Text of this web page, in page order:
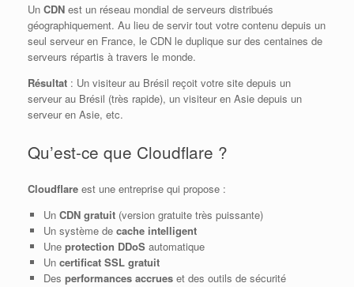
Un CDN est un réseau mondial de serveurs distribués
géographiquement. Au lieu de servir tout votre contenu depuis un
seul serveur en France, le CDN le duplique sur des centaines de
serveurs répartis à travers le monde.
Résultat : Un visiteur au Brésil reçoit votre site depuis un
serveur au Brésil (très rapide), un visiteur en Asie depuis un
serveur en Asie, etc.
Qu’est-ce que Cloudflare ?
Cloudflare est une entreprise qui propose :
Un CDN gratuit(version gratuite très puissante)
Un système de cache intelligent
Une protection DDoSautomatique
Un certificat SSL gratuit
Des performances accrueset des outils de sécurité